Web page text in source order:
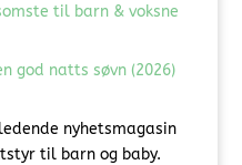
til barn & voksne
god natts søvn (2026)
nyhetsmagasin
til barn og baby.